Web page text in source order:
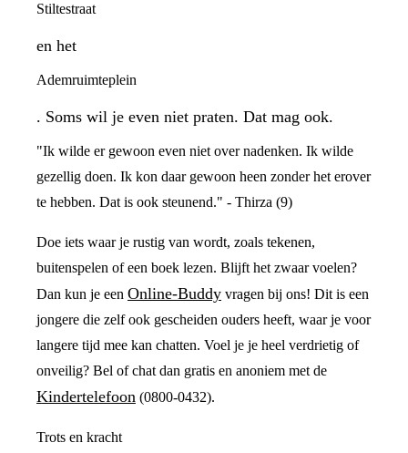
Stiltestraat
en het
Ademruimteplein
. Soms wil je even niet praten. Dat mag ook.
"Ik wilde er gewoon even niet over nadenken. Ik wilde
gezellig doen. Ik kon daar gewoon heen zonder het erover
te hebben. Dat is ook steunend." - Thirza (9)
Doe iets waar je rustig van wordt, zoals tekenen,
buitenspelen of een boek lezen. Blijft het zwaar voelen?
Dan kun je een Online-Buddy vragen bij ons! Dit is een
jongere die zelf ook gescheiden ouders heeft, waar je voor
langere tijd mee kan chatten. Voel je je heel verdrietig of
onveilig? Bel of chat dan gratis en anoniem met de
Kindertelefoon (0800-0432).
Trots en kracht